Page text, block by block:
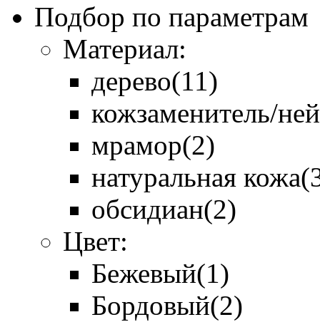
Подбор по параметрам
Материал:
дерево(11)
кожзаменитель/
мрамор(2)
натуральная кожа
обсидиан(2)
Цвет:
Бежевый(1)
Бордовый(2)